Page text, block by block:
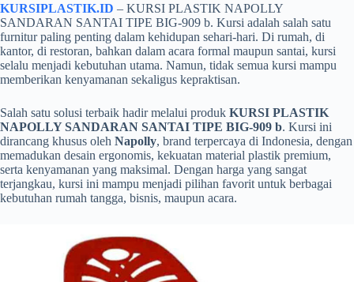
KURSIPLASTIK.ID – KURSI PLASTIK NAPOLLY
SANDARAN SANTAI TIPE BIG-909 b. Kursi adalah salah satu
furnitur paling penting dalam kehidupan sehari-hari. Di rumah, di
kantor, di restoran, bahkan dalam acara formal maupun santai, kursi
selalu menjadi kebutuhan utama. Namun, tidak semua kursi mampu
memberikan kenyamanan sekaligus kepraktisan.
Salah satu solusi terbaik hadir melalui produk KURSI PLASTIK
NAPOLLY SANDARAN SANTAI TIPE BIG-909 b. Kursi ini
dirancang khusus oleh Napolly, brand terpercaya di Indonesia, dengan
memadukan desain ergonomis, kekuatan material plastik premium,
serta kenyamanan yang maksimal. Dengan harga yang sangat
terjangkau, kursi ini mampu menjadi pilihan favorit untuk berbagai
kebutuhan rumah tangga, bisnis, maupun acara.